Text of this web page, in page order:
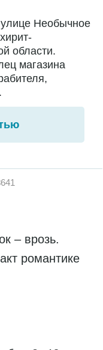
Необычное
области.
магазина
– врозь.
романтике